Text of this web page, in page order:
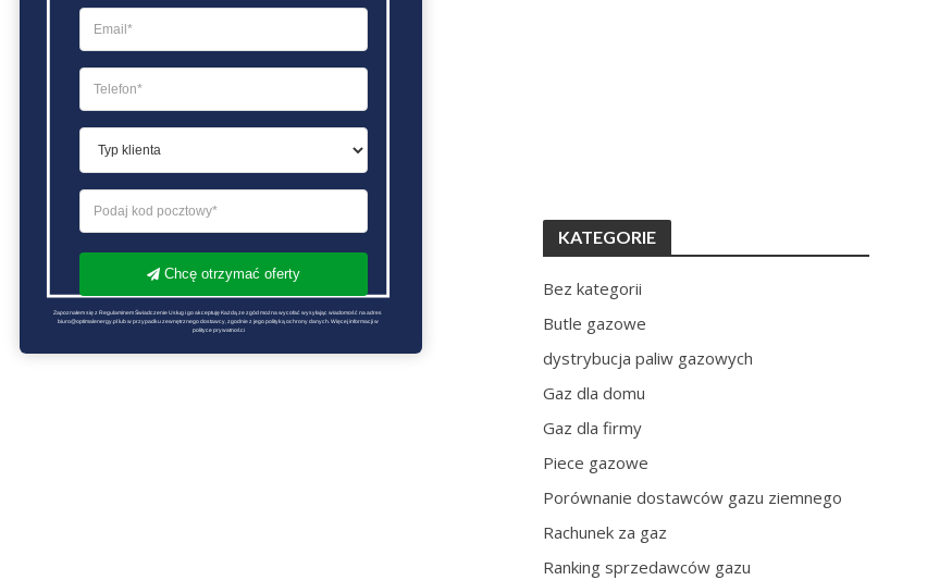
KATEGORIE
Bez kategorii
Butle gazowe
dystrybucja paliw gazowych
Gaz dla domu
Gaz dla firmy
Piece gazowe
Porównanie dostawców gazu ziemnego
Rachunek za gaz
Ranking sprzedawców gazu
Chcę otrzymać oferty
Zapoznałem się z Regulaminem Świadczenie Usług i go akceptuję Każdą ze zgód można wycofać wysyłając wiadomość na adres
biuro@optimalenergy.pl lub w przypadku zewnętrznego dostawcy, zgodnie z jego polityką ochrony danych. Więcej informacji w
polityce prywatności